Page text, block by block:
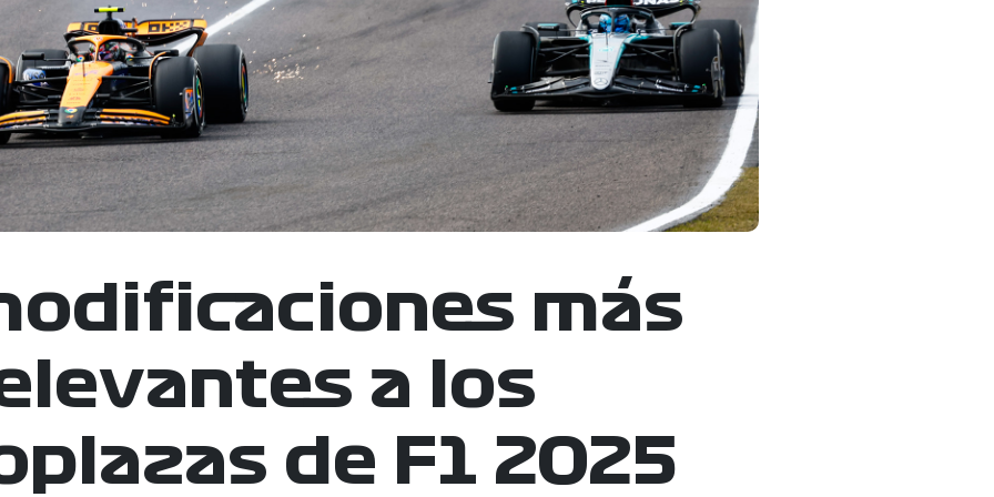
más
a los
de F1 2025